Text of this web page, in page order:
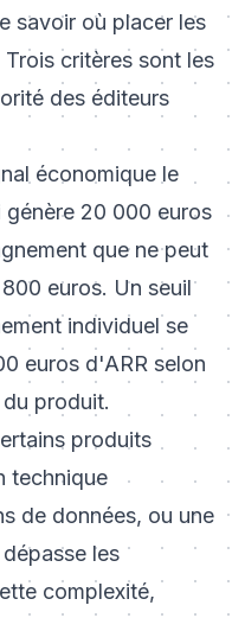
savoir où placer les
critères sont les
des éditeurs
économique le
20 000 euros
que ne peut
euros. Un seuil
individuel se
euros d'ARR selon
produit.
produits
technique
de données, ou une
les
complexité,